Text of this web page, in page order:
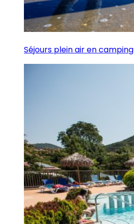
Séjours plein air en camping